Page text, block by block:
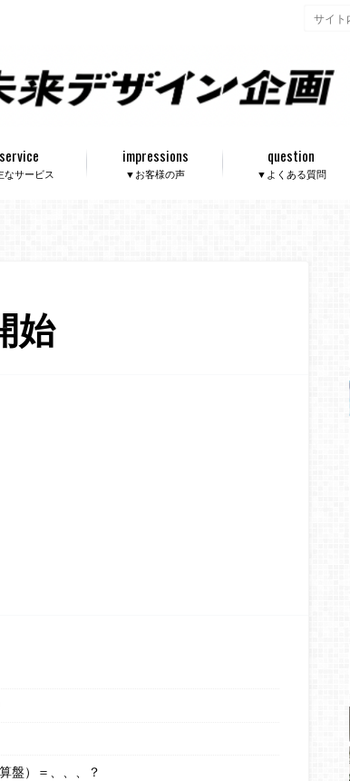
なサービス
service
▼お客様の声
impressions
▼よくある質問
question
始
盤）＝、、、？